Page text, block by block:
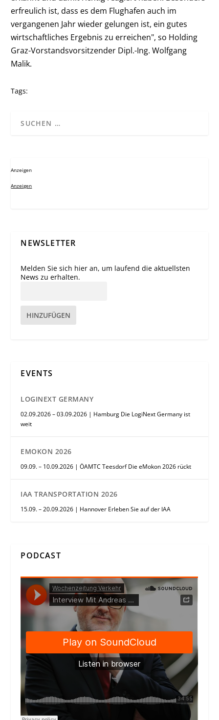
erfreulich ist, dass es dem Flughafen auch im
vergangenen Jahr wieder gelungen ist, ein gutes
wirtschaftliches Ergebnis zu erreichen", so Holding
Graz-Vorstandsvorsitzender Dipl.-Ing. Wolfgang
Malik.
Tags:
Anzeigen
Anzeigen
NEWSLETTER
Melden Sie sich hier an, um laufend die aktuellsten
News zu erhalten.
HINZUFÜGEN
EVENTS
LOGINEXT GERMANY
02.09.2026 – 03.09.2026 | Hamburg Die LogiNext Germany ist
weit
EMOKON 2026
09.09. – 10.09.2026 | ÖAMTC Teesdorf Die eMokon 2026 rückt
IAA TRANSPORTATION 2026
15.09. – 20.09.2026 | Hannover Erleben Sie auf der IAA
PODCAST